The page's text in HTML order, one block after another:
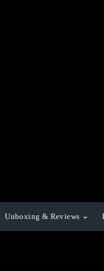
Unboxing & Reviews